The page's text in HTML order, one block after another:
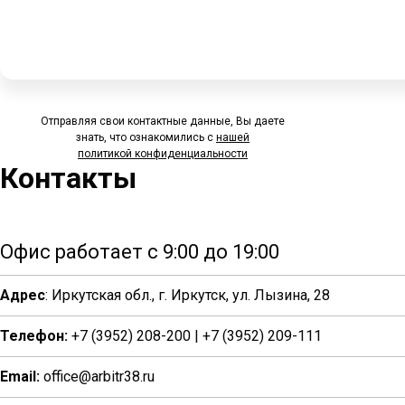
Отправляя свои контактные данные, Вы даете
знать, что ознакомились с нашей
политикой конфиденциальности
Контакты
Офис работает с 9:00 до 19:00
Адрес: Иркутская обл., г. Иркутск, ул. Лызина, 28
Телефон: +7 (3952) 208-200 | +7 (3952) 209-111
Email: office@arbitr38.ru